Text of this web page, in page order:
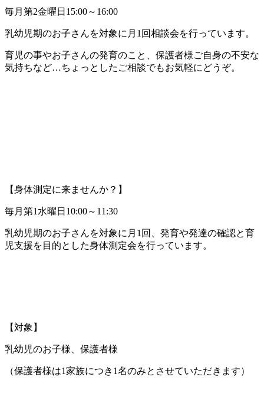
毎月第2金曜日15:00～16:00
乳幼児期のお子さんを対象に月1回相談会を行っています。
育児の事やお子さんの発育のこと、保護者様ご自身の不安な
気持ちなど…ちょっとしたご相談でもお気軽にどうぞ。
【身体測定に来ませんか？】
毎月第1水曜日10:00～11:30
乳幼児期のお子さんを対象に月1回、発育や発達の確認と育
児支援を目的とした身体測定会を行っています。
【対象】
乳幼児のお子様、保護者様
（保護者様は1家族につき1名のみとさせていただきます）